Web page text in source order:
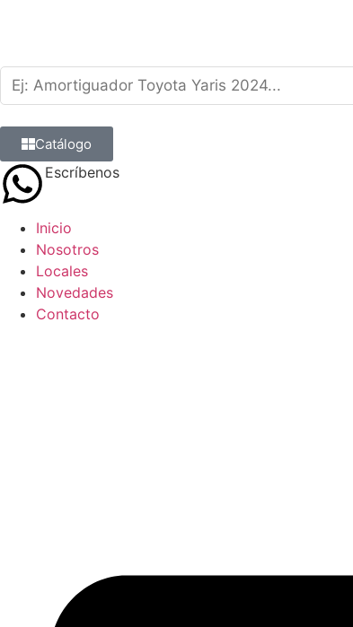
Catálogo
Escríbenos
Inicio
Nosotros
Locales
Novedades
Contacto